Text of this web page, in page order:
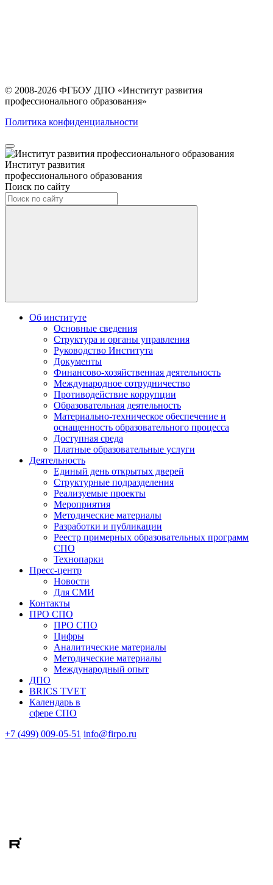
© 2008-2026 ФГБОУ ДПО «Институт развития
профессионального образования»
Политика конфиденциальности
Институт развития
профессионального образования
Поиск по сайту
Об институте
Основные сведения
Структура и органы управления
Руководство Института
Документы
Финансово-хозяйственная деятельность
Международное сотрудничество
Противодействие коррупции
Образовательная деятельность
Материально-техническое обеспечение и
оснащенность образовательного процесса
Доступная среда
Платные образовательные услуги
Деятельность
Единый день открытых дверей
Структурные подразделения
Реализуемые проекты
Мероприятия
Методические материалы
Разработки и публикации
Реестр примерных образовательных программ
СПО
Технопарки
Пресс-центр
Новости
Для СМИ
Контакты
ПРО СПО
ПРО СПО
Цифры
Аналитические материалы
Методические материалы
Международный опыт
ДПО
BRICS TVET
Календарь в
сфере СПО
+7 (499) 009-05-51 info@firpo.ru